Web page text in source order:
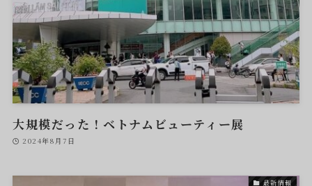
大規模だった！ベトナムビューティー展
2024年8月7日
最新情報